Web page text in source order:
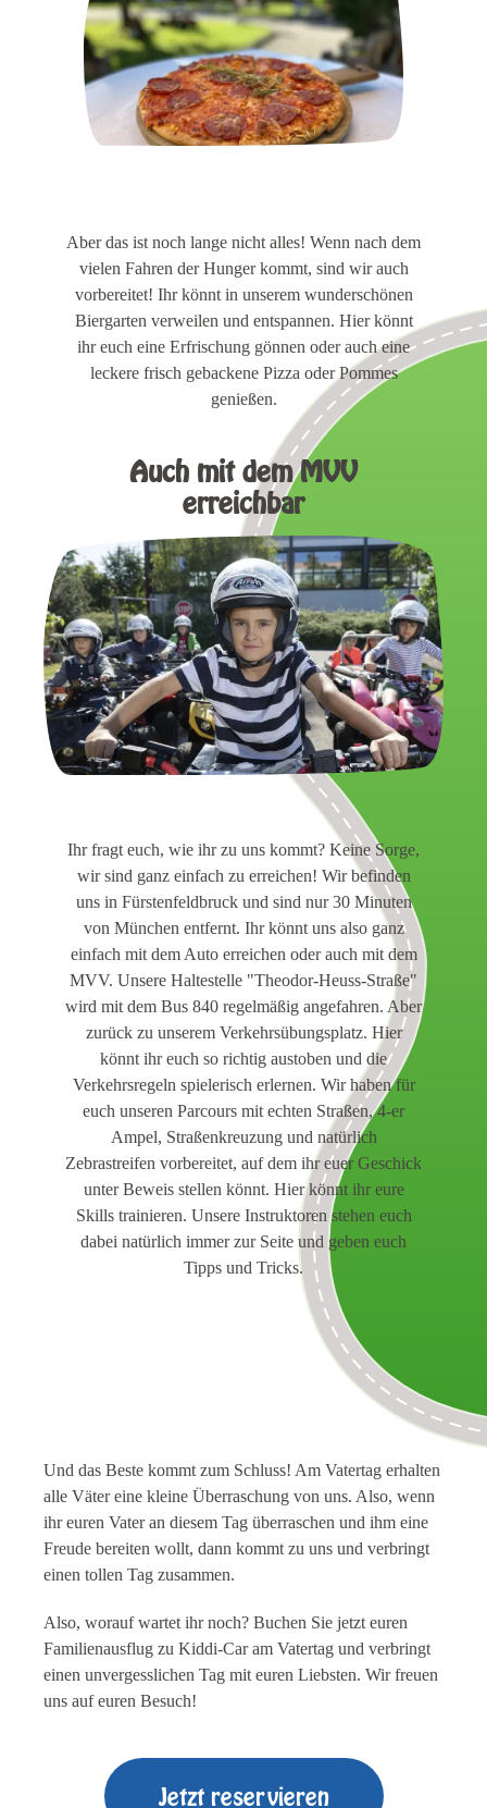
Aber das ist noch lange nicht alles! Wenn nach dem
vielen Fahren der Hunger kommt, sind wir auch
vorbereitet! Ihr könnt in unserem wunderschönen
Biergarten verweilen und entspannen. Hier könnt
ihr euch eine Erfrischung gönnen oder auch eine
leckere frisch gebackene Pizza oder Pommes
genießen.
Auch mit dem MVV
erreichbar
Ihr fragt euch, wie ihr zu uns kommt? Keine Sorge,
wir sind ganz einfach zu erreichen! Wir befinden
uns in Fürstenfeldbruck und sind nur 30 Minuten
von München entfernt. Ihr könnt uns also ganz
einfach mit dem Auto erreichen oder auch mit dem
MVV. Unsere Haltestelle "Theodor-Heuss-Straße"
wird mit dem Bus 840 regelmäßig angefahren. Aber
zurück zu unserem Verkehrsübungsplatz. Hier
könnt ihr euch so richtig austoben und die
Verkehrsregeln spielerisch erlernen. Wir haben für
euch unseren Parcours mit echten Straßen, 4-er
Ampel, Straßenkreuzung und natürlich
Zebrastreifen vorbereitet, auf dem ihr euer Geschick
unter Beweis stellen könnt. Hier könnt ihr eure
Skills trainieren. Unsere Instruktoren stehen euch
dabei natürlich immer zur Seite und geben euch
Tipps und Tricks.
Und das Beste kommt zum Schluss! Am Vatertag erhalten
alle Väter eine kleine Überraschung von uns. Also, wenn
ihr euren Vater an diesem Tag überraschen und ihm eine
Freude bereiten wollt, dann kommt zu uns und verbringt
einen tollen Tag zusammen.
Also, worauf wartet ihr noch? Buchen Sie jetzt euren
Familienausflug zu Kiddi-Car am Vatertag und verbringt
einen unvergesslichen Tag mit euren Liebsten. Wir freuen
uns auf euren Besuch!
Jetzt reservieren